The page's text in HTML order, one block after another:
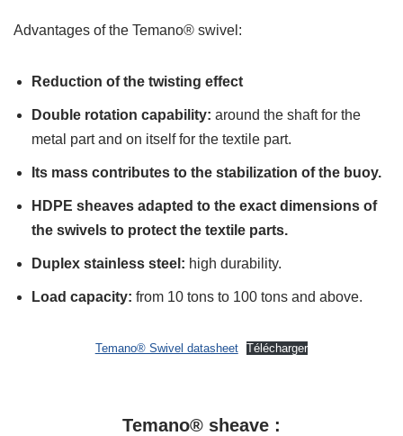
Advantages of the Temano® swivel:
Reduction of the twisting effect
Double rotation capability: around the shaft for the
metal part and on itself for the textile part.
Its mass contributes to the stabilization of the buoy.
HDPE sheaves adapted to the exact dimensions of
the swivels to protect the textile parts.
Duplex stainless steel: high durability.
Load capacity: from 10 tons to 100 tons and above.
Temano® Swivel datasheet Télécharger
Temano® sheave :